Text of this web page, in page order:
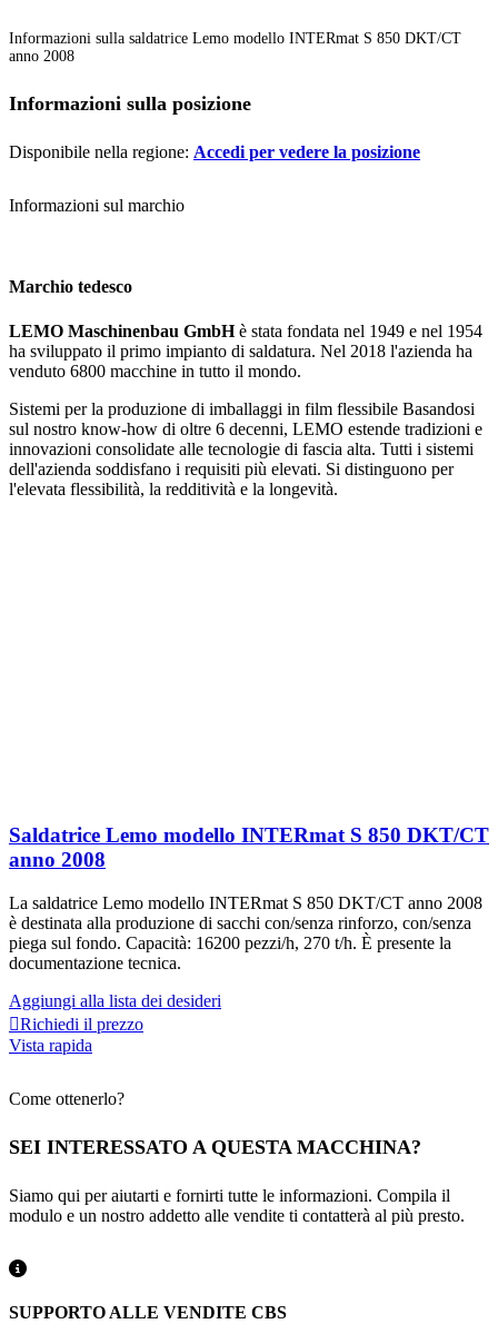
Informazioni sulla saldatrice Lemo modello INTERmat S 850 DKT/CT
anno 2008
Informazioni sulla posizione
Disponibile nella regione: Accedi per vedere la posizione
Informazioni sul marchio
Marchio tedesco
LEMO Maschinenbau GmbHè stata fondata nel 1949 e nel 1954
ha sviluppato il primo impianto di saldatura. Nel 2018 l'azienda ha
venduto 6800 macchine in tutto il mondo.
Sistemi per la produzione di imballaggi in film flessibile Basandosi
sul nostro know-how di oltre 6 decenni, LEMO estende tradizioni e
innovazioni consolidate alle tecnologie di fascia alta. Tutti i sistemi
dell'azienda soddisfano i requisiti più elevati. Si distinguono per
l'elevata flessibilità, la redditività e la longevità.
Saldatrice Lemo modello INTERmat S 850 DKT/CT
anno 2008
La saldatrice Lemo modello INTERmat S 850 DKT/CT anno 2008
è destinata alla produzione di sacchi con/senza rinforzo, con/senza
piega sul fondo. Capacità: 16200 pezzi/h, 270 t/h. È presente la
documentazione tecnica.
Aggiungi alla lista dei desideri
Richiedi il prezzo
Vista rapida
Come ottenerlo?
SEI INTERESSATO A QUESTA MACCHINA?
Siamo qui per aiutarti e fornirti tutte le informazioni. Compila il
modulo e un nostro addetto alle vendite ti contatterà al più presto.
SUPPORTO ALLE VENDITE CBS